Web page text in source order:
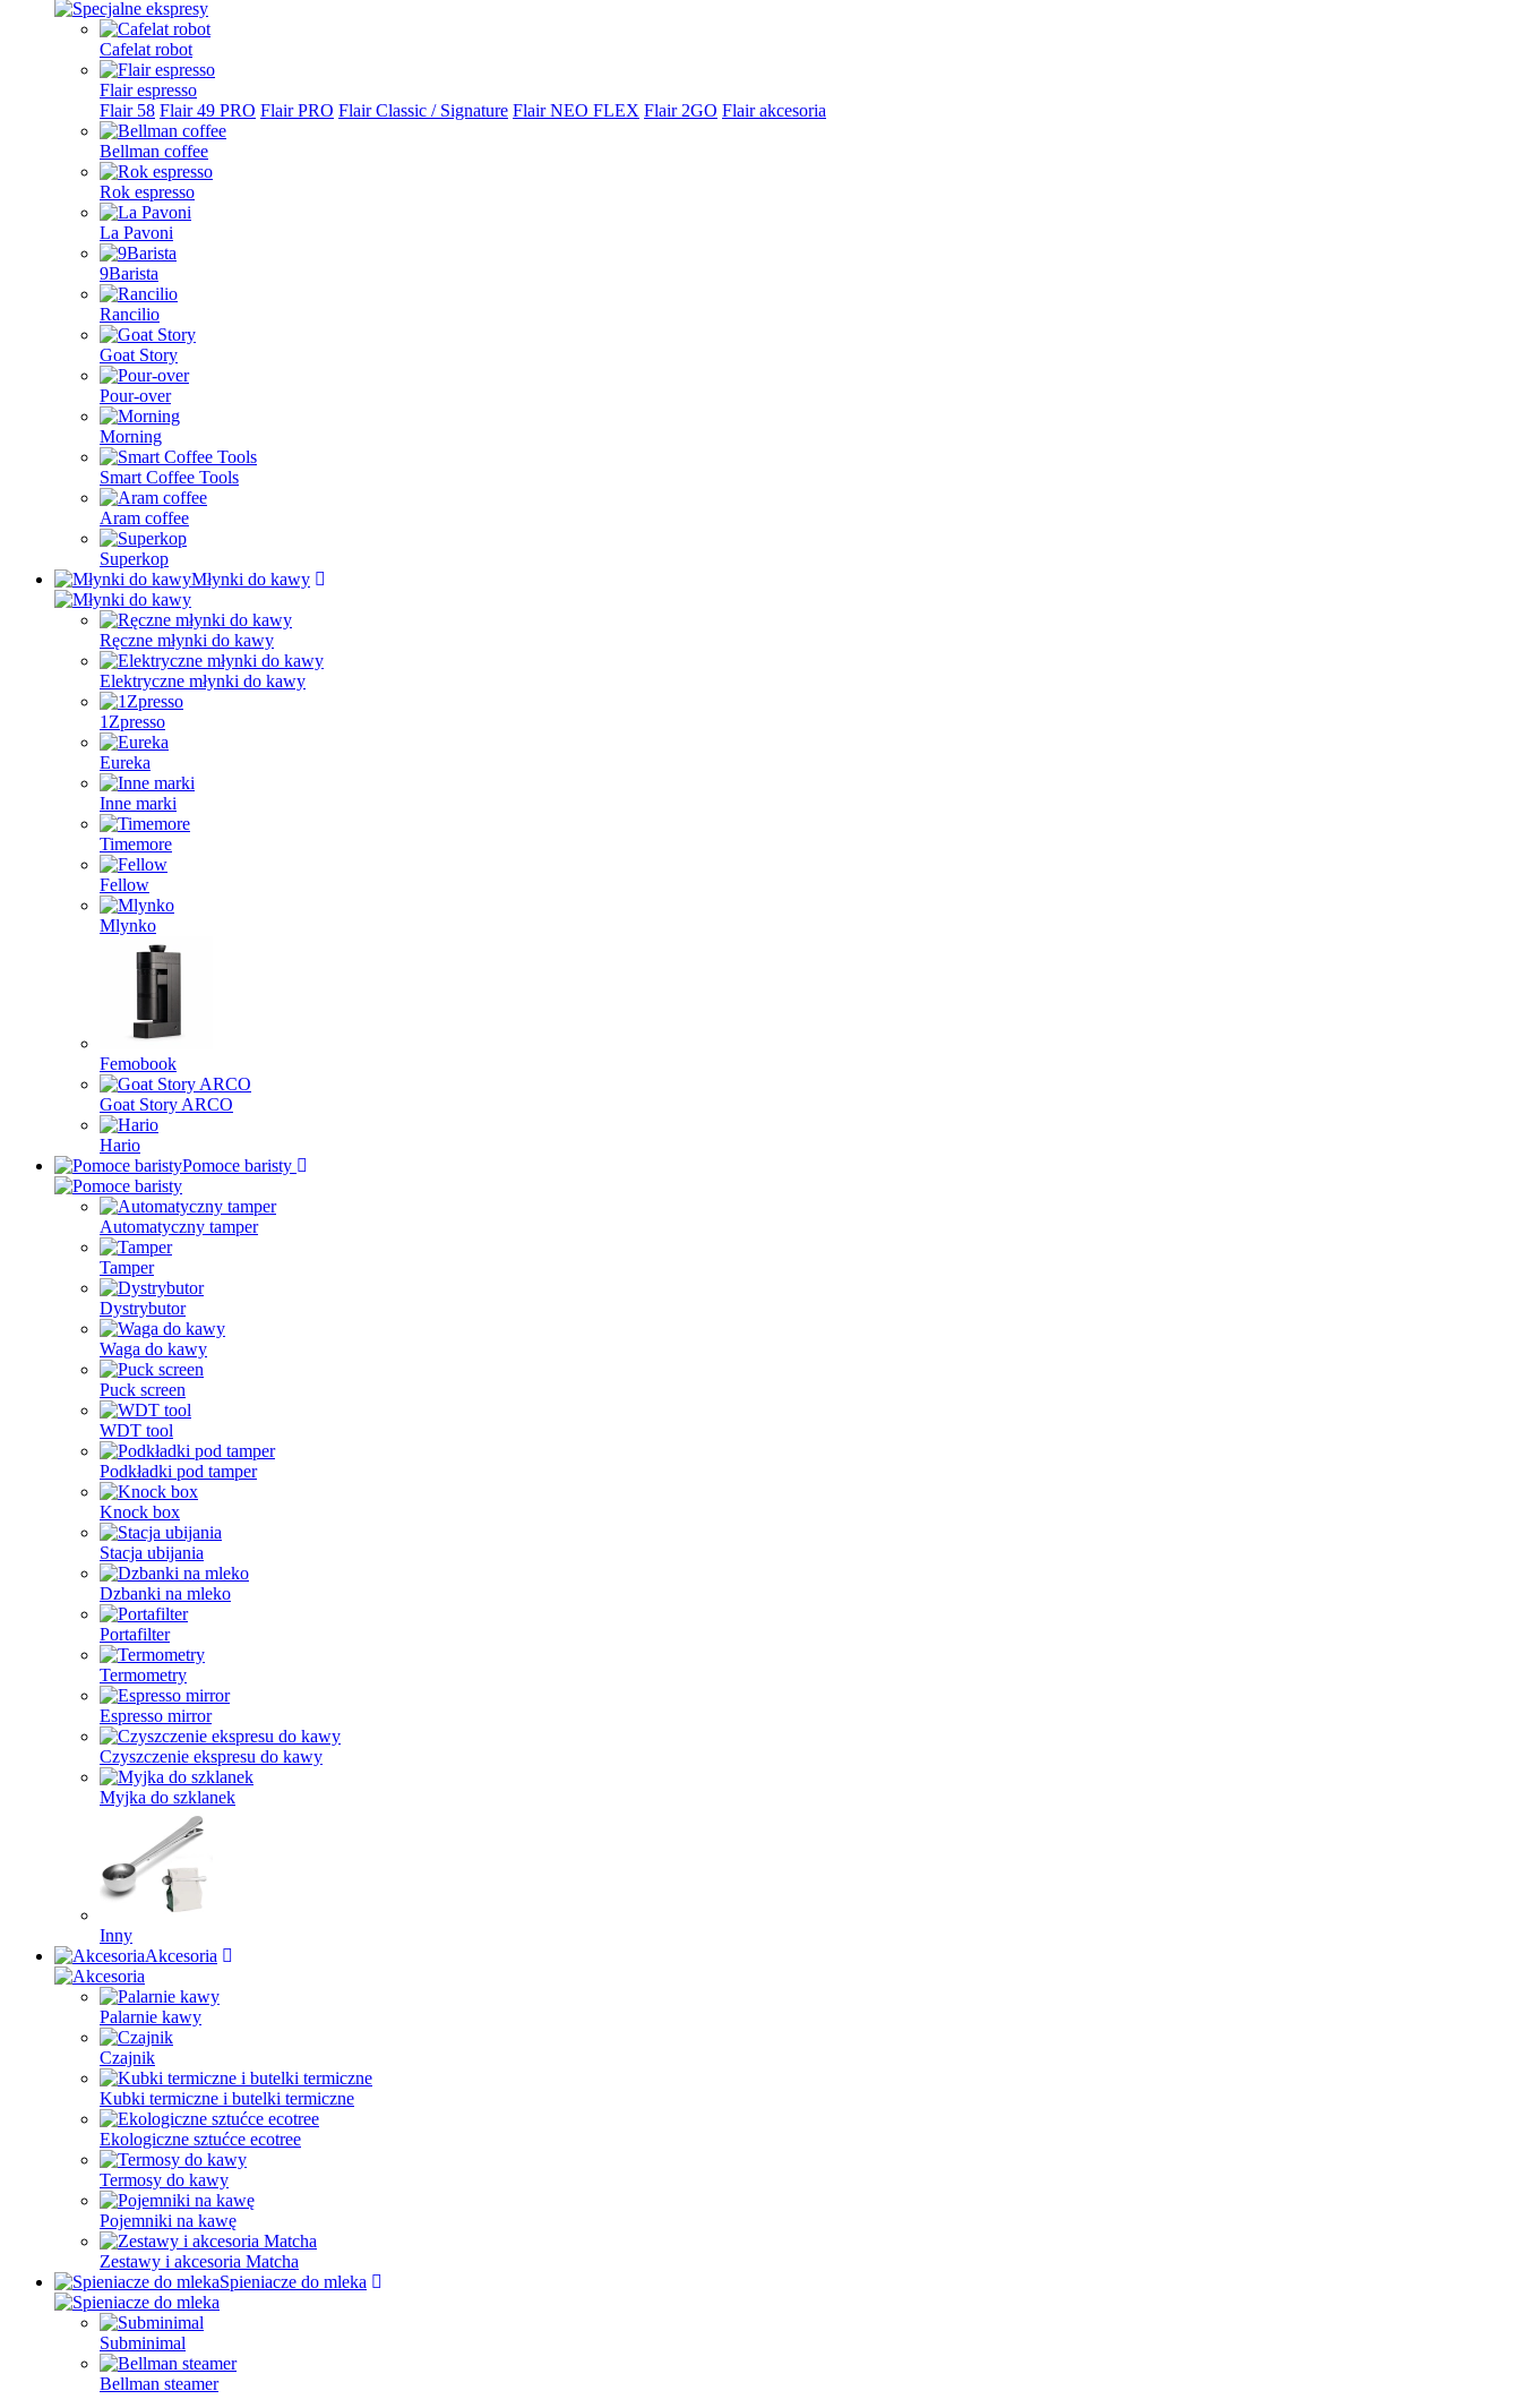
Cafelat robot
Flair espresso
Flair 58 Flair 49 PRO Flair PRO Flair Classic / Signature Flair NEO FLEX Flair 2GO Flair akcesoria
Bellman coffee
Rok espresso
La Pavoni
9Barista
Rancilio
Goat Story
Pour-over
Morning
Smart Coffee Tools
Aram coffee
Superkop
Młynki do kawy
Ręczne młynki do kawy
Elektryczne młynki do kawy
1Zpresso
Eureka
Inne marki
Timemore
Fellow
Mlynko
Femobook
Goat Story ARCO
Hario
Pomoce baristy
Automatyczny tamper
Tamper
Dystrybutor
Waga do kawy
Puck screen
WDT tool
Podkładki pod tamper
Knock box
Stacja ubijania
Dzbanki na mleko
Portafilter
Termometry
Espresso mirror
Czyszczenie ekspresu do kawy
Myjka do szklanek
Inny
Akcesoria
Palarnie kawy
Czajnik
Kubki termiczne i butelki termiczne
Ekologiczne sztućce ecotree
Termosy do kawy
Pojemniki na kawę
Zestawy i akcesoria Matcha
Spieniacze do mleka
Subminimal
Bellman steamer